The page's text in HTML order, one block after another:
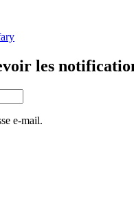
les
e-mail.